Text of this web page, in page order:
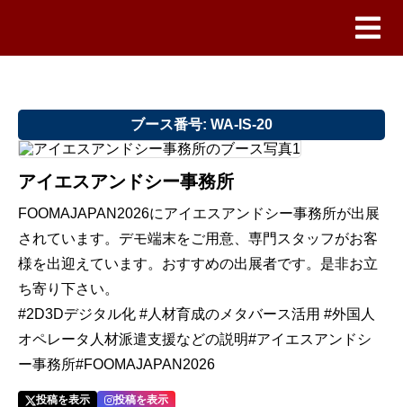
ブース番号: WA-IS-20
アイエスアンドシー事務所
FOOMAJAPAN2026にアイエスアンドシー事務所が出展
されています。デモ端末をご用意、専門スタッフがお客
様を出迎えています。おすすめの出展者です。是非お立
ち寄り下さい。
#2D3Dデジタル化 #人材育成のメタバース活用 #外国人
オペレータ人材派遣支援などの説明#アイエスアンドシ
ー事務所#FOOMAJAPAN2026
投稿を表示 投稿を表示